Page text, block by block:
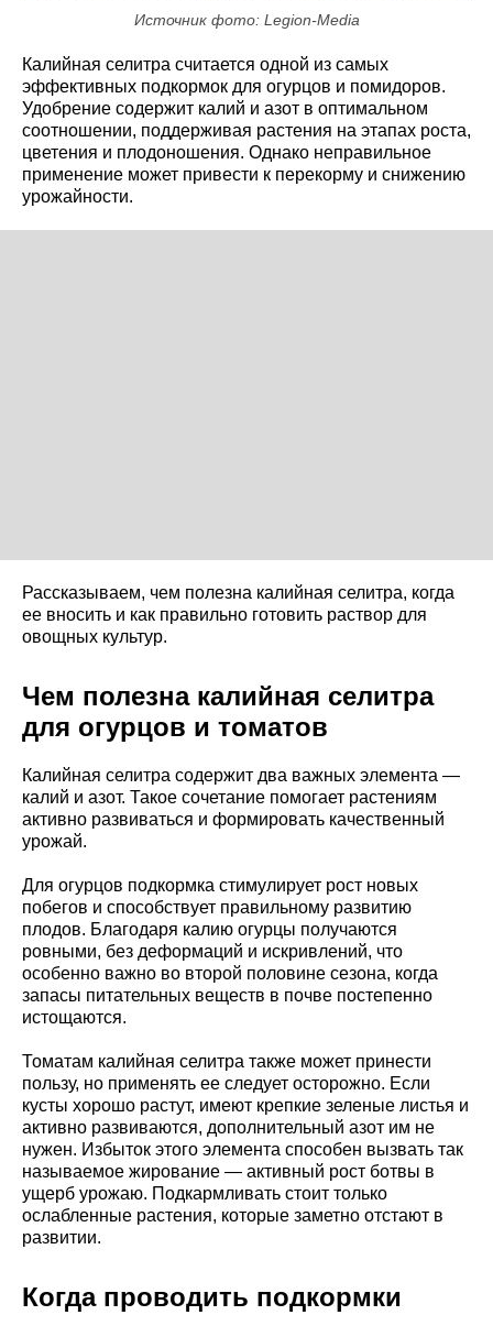
Источник фото: Legion-Media
Калийная селитра считается одной из самых
эффективных подкормок для огурцов и помидоров.
Удобрение содержит калий и азот в оптимальном
соотношении, поддерживая растения на этапах роста,
цветения и плодоношения. Однако неправильное
применение может привести к перекорму и снижению
урожайности.
Рассказываем, чем полезна калийная селитра, когда
ее вносить и как правильно готовить раствор для
овощных культур.
Чем полезна калийная селитра
для огурцов и томатов
Калийная селитра содержит два важных элемента —
калий и азот. Такое сочетание помогает растениям
активно развиваться и формировать качественный
урожай.
Для огурцов подкормка стимулирует рост новых
побегов и способствует правильному развитию
плодов. Благодаря калию огурцы получаются
ровными, без деформаций и искривлений, что
особенно важно во второй половине сезона, когда
запасы питательных веществ в почве постепенно
истощаются.
Томатам калийная селитра также может принести
пользу, но применять ее следует осторожно. Если
кусты хорошо растут, имеют крепкие зеленые листья и
активно развиваются, дополнительный азот им не
нужен. Избыток этого элемента способен вызвать так
называемое жирование — активный рост ботвы в
ущерб урожаю. Подкармливать стоит только
ослабленные растения, которые заметно отстают в
развитии.
Когда проводить подкормки